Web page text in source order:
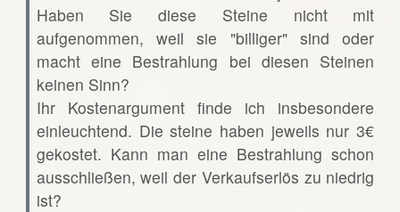
Haben Sie diese Steine nicht mit
aufgenommen, weil sie "billiger" sind oder
macht eine Bestrahlung bei diesen Steinen
keinen Sinn?
Ihr Kostenargument finde ich insbesondere
einleuchtend. Die steine haben jeweils nur 3€
gekostet. Kann man eine Bestrahlung schon
ausschließen, weil der Verkaufserlös zu niedrig
ist?